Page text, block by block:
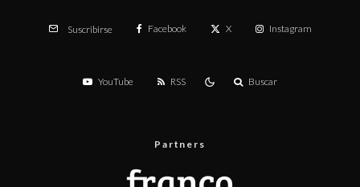
Suscribirse Facebook X Instagram
YouTube RSS Buscar
Partners